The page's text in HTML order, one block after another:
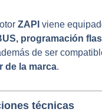
ZAPI viene
programación
de ser
de la marca.
técnicas